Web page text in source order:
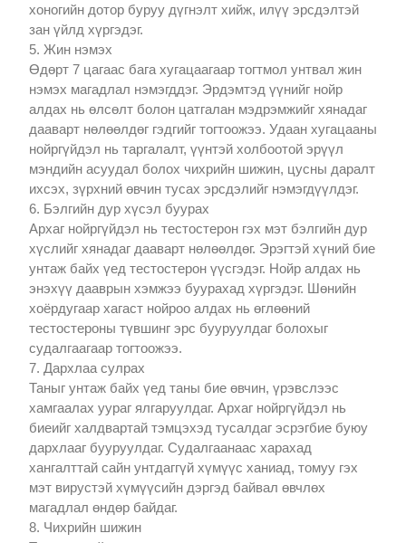
хоногийн дотор буруу дүгнэлт хийж, илүү эрсдэлтэй
зан үйлд хүргэдэг.
5. Жин нэмэх
Өдөрт 7 цагаас бага хугацаагаар тогтмол унтвал жин
нэмэх магадлал нэмэгддэг. Эрдэмтэд үүнийг нойр
алдах нь өлсөлт болон цатгалан мэдрэмжийг хянадаг
дааварт нөлөөлдөг гэдгийг тогтоожээ. Удаан хугацааны
нойргүйдэл нь таргалалт, үүнтэй холбоотой эрүүл
мэндийн асуудал болох чихрийн шижин, цусны даралт
ихсэх, зүрхний өвчин тусах эрсдэлийг нэмэгдүүлдэг.
6. Бэлгийн дур хүсэл буурах
Архаг нойргүйдэл нь тестостерон гэх мэт бэлгийн дур
хүслийг хянадаг дааварт нөлөөлдөг. Эрэгтэй хүний бие
унтаж байх үед тестостерон үүсгэдэг. Нойр алдах нь
энэхүү дааврын хэмжээ буурахад хүргэдэг. Шөнийн
хоёрдугаар хагаст нойроо алдах нь өглөөний
тестостероны түвшинг эрс бууруулдаг болохыг
судалгаагаар тогтоожээ.
7. Дархлаа сулрах
Таныг унтаж байх үед таны бие өвчин, үрэвслээс
хамгаалах уураг ялгаруулдаг. Архаг нойргүйдэл нь
биеийг халдвартай тэмцэхэд тусалдаг эсрэгбие буюу
дархлааг бууруулдаг. Судалгаанаас харахад
хангалттай сайн унтдаггүй хүмүүс ханиад, томуу гэх
мэт вирустэй хүмүүсийн дэргэд байвал өвчлөх
магадлал өндөр байдаг.
8. Чихрийн шижин